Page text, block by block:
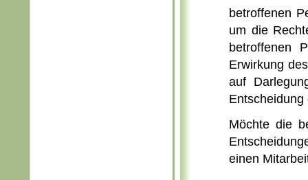
betroffenen
um die
betroffenen
Erwirkung
auf
Entscheidung
Möchte die
einen